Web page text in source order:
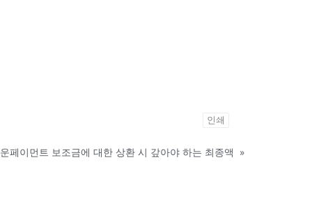
인쇄
페이먼트 보조금에 대한 상환 시 갚아야 하는 최종액 »